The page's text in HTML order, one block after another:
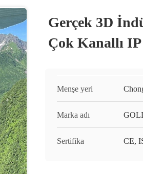
Gerçek 3D
Çok Kanallı
Menşe yeri
Marka adı
Sertifika CE,